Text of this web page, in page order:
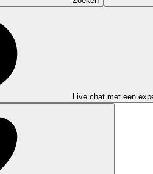
Live chat met een